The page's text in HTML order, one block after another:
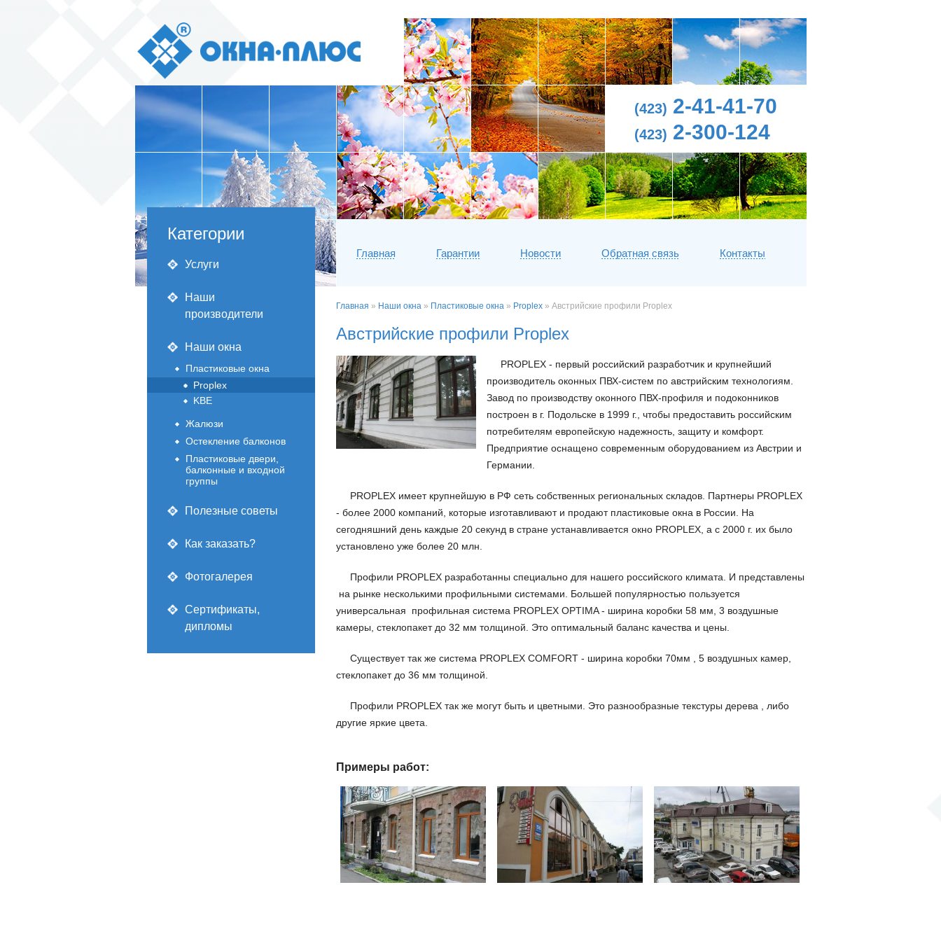
(423) 2-41-41-70
(423) 2-300-124
Категории
Услуги
Наши
производители
Наши окна
Пластиковые окна
Proplex
KBE
Жалюзи
Остекление балконов
Пластиковые двери,
балконные и входной
группы
Полезные советы
Как заказать?
Фотогалерея
Сертификаты,
дипломы
Главная Гарантии Новости Обратная связь Контакты
Главная » Наши окна » Пластиковые окна » Proplex » Австрийские профили Proplex
Австрийские профили Proplex
PROPLEX - первый российский разработчик и крупнейший
производитель оконных ПВХ-систем по австрийским технологиям.
Завод по производству оконного ПВХ-профиля и подоконников
построен в г. Подольске в 1999 г., чтобы предоставить российским
потребителям европейскую надежность, защиту и комфорт.
Предприятие оснащено современным оборудованием из Австрии и
Германии.
PROPLEX имеет крупнейшую в РФ сеть собственных региональных складов. Партнеры PROPLEX
- более 2000 компаний, которые изготавливают и продают пластиковые окна в России. На
сегодняшний день каждые 20 секунд в стране устанавливается окно PROPLEX, а с 2000 г. их было
установлено уже более 20 млн.
Профили PROPLEX разработанны специально для нашего российского климата. И представлены
на рынке несколькими профильными системами. Большей популярностью пользуется
универсальная профильная система PROPLEX OPTIMA - ширина коробки 58 мм, 3 воздушные
камеры, стеклопакет до 32 мм толщиной. Это оптимальный баланс качества и цены.
Существует так же система PROPLEX COMFORT - ширина коробки 70мм , 5 воздушных камер,
стеклопакет до 36 мм толщиной.
Профили PROPLEX так же могут быть и цветными. Это разнообразные текстуры дерева , либо
другие яркие цвета.
Примеры работ: